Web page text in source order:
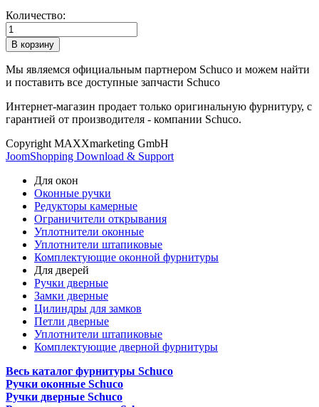
Количество:
Мы являемся официальным партнером Schuco и можем найти
и поставить все доступные запчасти Schuco
Интернет-магазин продает только оригинальную фурнитуру, с
гарантией от производителя - компании Schuco.
Copyright MAXXmarketing GmbH
JoomShopping Download & Support
Для окон
Оконные ручки
Редукторы камерные
Ограничители открывания
Уплотнители оконные
Уплотнители штапиковые
Комплектующие оконной фурнитуры
Для дверей
Ручки дверные
Замки дверные
Цилиндры для замков
Петли дверные
Уплотнители штапиковые
Комплектующие дверной фурнитуры
Весь каталог фурнитуры Schuco
Ручки оконные Schuco
Ручки дверные Schuco